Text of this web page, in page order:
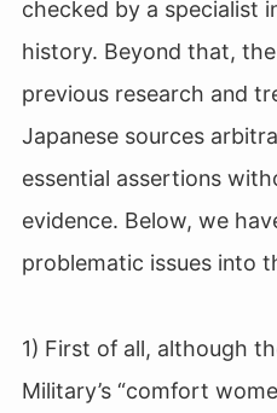
checked by a specialist
history. Beyond that,
previous research and
Japanese sources
essential assertions
evidence. Below, we
problematic issues into
1) First of all, although
Military’s “comfort